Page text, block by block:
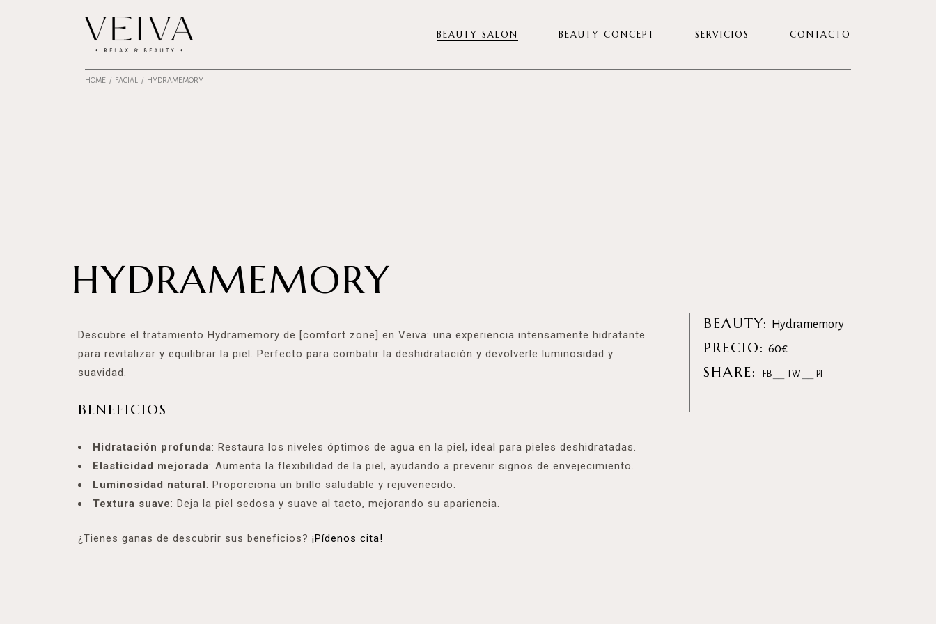
BEAUTY SALON BEAUTY CONCEPT SERVICIOS CONTACTO
HOME FACIAL HYDRAMEMORY
HYDRAMEMORY
Descubre el tratamiento Hydramemory de [comfort zone] en Veiva: una experiencia intensamente hidratante
para revitalizar y equilibrar la piel. Perfecto para combatir la deshidratación y devolverle luminosidad y
suavidad.
BENEFICIOS
Hidratación profunda: Restaura los niveles óptimos de agua en la piel, ideal para pieles deshidratadas.
Elasticidad mejorada: Aumenta la flexibilidad de la piel, ayudando a prevenir signos de envejecimiento.
Luminosidad natural: Proporciona un brillo saludable y rejuvenecido.
Textura suave: Deja la piel sedosa y suave al tacto, mejorando su apariencia.
¿Tienes ganas de descubrir sus beneficios? ¡Pídenos cita!
BEAUTY: Hydramemory
PRECIO: 60€
SHARE: FB TW PI